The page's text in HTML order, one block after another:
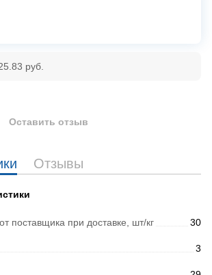
руб.
Отзывы
поставщика при доставке, шт/кг 30
3
Оставить отзыв